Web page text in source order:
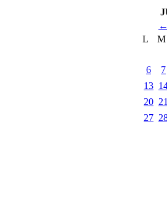
L
M
6
7
13
20
27